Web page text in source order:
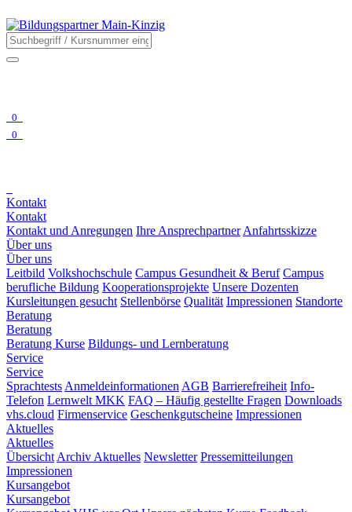
0
0
Kontakt
Kontakt
Kontakt und Anregungen Ihre Ansprechpartner Anfahrtsskizze
Über uns
Über uns
Leitbild Volkshochschule Campus Gesundheit & Beruf Campus
berufliche Bildung Kooperationsprojekte Unsere Dozenten
Kursleitungen gesucht Stellenbörse Qualität Impressionen Standorte
Beratung
Beratung
Beratung Kurse Bildungs- und Lernberatung
Service
Service
Sprachtests Anmeldeinformationen AGB Barrierefreiheit Info-
Telefon Lernwelt MKK FAQ – Häufig gestellte Fragen Downloads
vhs.cloud Firmenservice Geschenkgutscheine Impressionen
Aktuelles
Aktuelles
Übersicht Archiv Aktuelles Newsletter Pressemitteilungen
Impressionen
Kursangebot
Kursangebot